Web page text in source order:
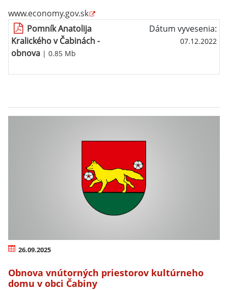
www.economy.gov.sk
Pomník Anatolija
Kralického v Čabinách -
obnova | 0.85 Mb
Dátum vyvesenia:
07.12.2022
26.09.2025
Obnova vnútorných priestorov kultúrneho
domu v obci Čabiny